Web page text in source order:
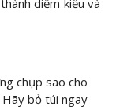
chụp sao cho
bỏ túi ngay